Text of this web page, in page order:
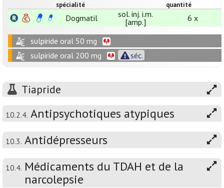
spécialité quantité
Dogmatil
sol. inj. i.m.
[amp.]
6 x
sulpiride oral 50 mg
sulpiride oral 200 mg
séc.
Tiapride
10.2.4. Antipsychotiques atypiques
10.3. Antidépresseurs
10.4. Médicaments du TDAH et de la
narcolepsie